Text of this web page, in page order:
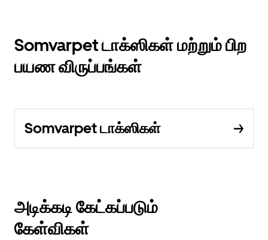
Somvarpet டாக்ஸிகள் மற்றும் பிற
பயண விருப்பங்கள்
Somvarpet டாக்ஸிகள்
அடிக்கடி கேட்கப்படும்
கேள்விகள்